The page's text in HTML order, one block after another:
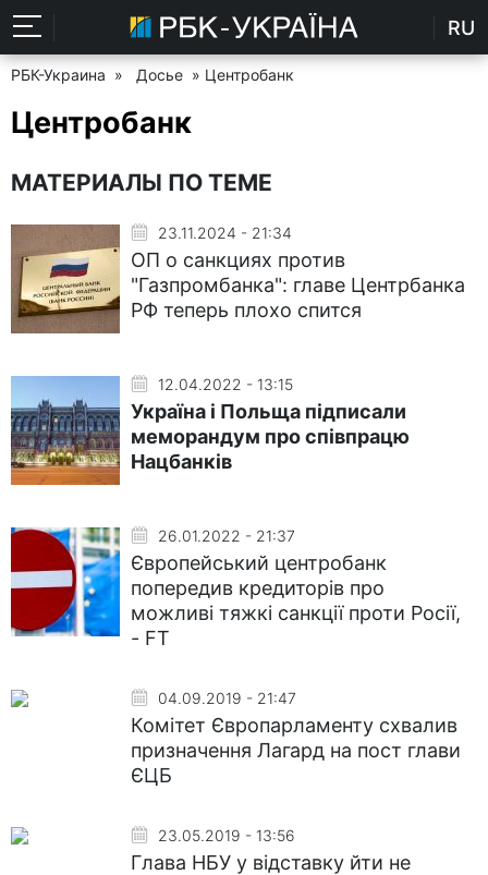
RU
РБК-Украина » Досье » Центробанк
Центробанк
МАТЕРИАЛЫ ПО ТЕМЕ
23.11.2024 - 21:34
ОП о санкциях против
"Газпромбанка": главе Центрбанка
РФ теперь плохо спится
12.04.2022 - 13:15
Україна і Польща підписали
меморандум про співпрацю
Нацбанків
26.01.2022 - 21:37
Європейський центробанк
попередив кредиторів про
можливі тяжкі санкції проти Росії,
- FT
04.09.2019 - 21:47
Комітет Європарламенту схвалив
призначення Лагард на пост глави
ЄЦБ
23.05.2019 - 13:56
Глава НБУ у відставку йти не